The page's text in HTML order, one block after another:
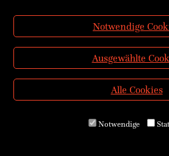
Notwendige
Ausgewählte
Alle Cookies
Notwendige